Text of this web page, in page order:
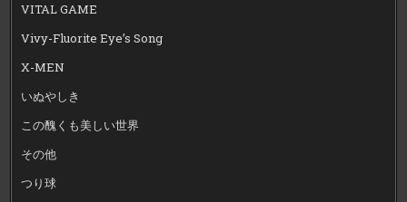
VITAL GAME
Vivy-Fluorite Eye’s Song
X-MEN
いぬやしき
この醜くも美しい世界
その他
つり球